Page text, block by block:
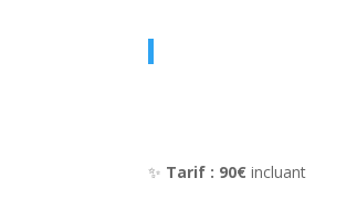
✨ Tarif : 90€ incluant